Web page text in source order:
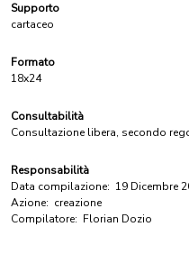
Supporto
cartaceo
Formato
18x24
Consultabilità
Consultazione libera, secondo
Responsabilità
Data compilazione: 19 Dicembre
Azione: creazione
Compilatore: Florian Dozio